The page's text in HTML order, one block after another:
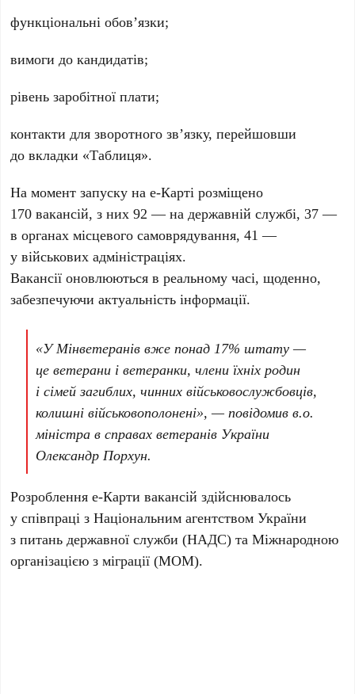
функціональні обов’язки;
вимоги до кандидатів;
рівень заробітної плати;
контакти для зворотного зв’язку, перейшовши
до вкладки «Таблиця».
На момент запуску на е-Карті розміщено
170 вакансій, з них 92 — на державній службі, 37 —
в органах місцевого самоврядування, 41 —
у військових адміністраціях.
Вакансії оновлюються в реальному часі, щоденно,
забезпечуючи актуальність інформації.
«У Мінветеранів вже понад 17% штату —
це ветерани і ветеранки, члени їхніх родин
і сімей загиблих, чинних військовослужбовців,
колишні військовополонені», — повідомив в.о.
міністра в справах ветеранів України
Олександр Порхун.
Розроблення е-Карти вакансій здійснювалось
у співпраці з Національним агентством України
з питань державної служби (НАДС) та Міжнародною
організацією з міграції (МОМ).